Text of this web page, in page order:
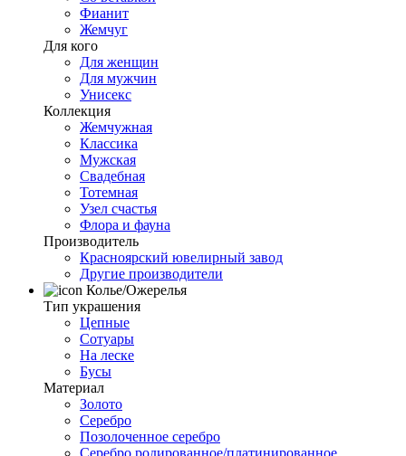
Фианит
Жемчуг
Для кого
Для женщин
Для мужчин
Унисекс
Коллекция
Жемчужная
Классика
Мужская
Свадебная
Тотемная
Узел счастья
Флора и фауна
Производитель
Красноярский ювелирный завод
Другие производители
Колье/Ожерелья
Тип украшения
Цепные
Сотуары
На леске
Бусы
Материал
Золото
Серебро
Позолоченное серебро
Серебро родированное/платинированное